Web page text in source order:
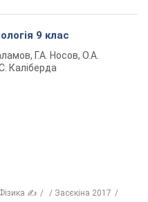
9 клас
Г.А. Носов, О.А.
Каліберда
✍
Засєкіна 2017